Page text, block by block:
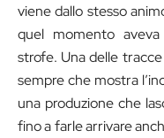
viene dallo stesso
quel momento
strofe. Una delle
sempre che mostra
una produzione che
fino a farle arrivare